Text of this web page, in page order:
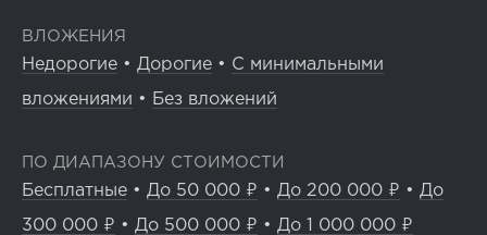
ВЛОЖЕНИЯ
Недорогие • Дорогие • С минимальными
вложениями • Без вложений
ПО ДИАПАЗОНУ СТОИМОСТИ
Бесплатные • До 50 000 ₽ • До 200 000 ₽ • До
300 000 ₽ • До 500 000 ₽ • До 1 000 000 ₽